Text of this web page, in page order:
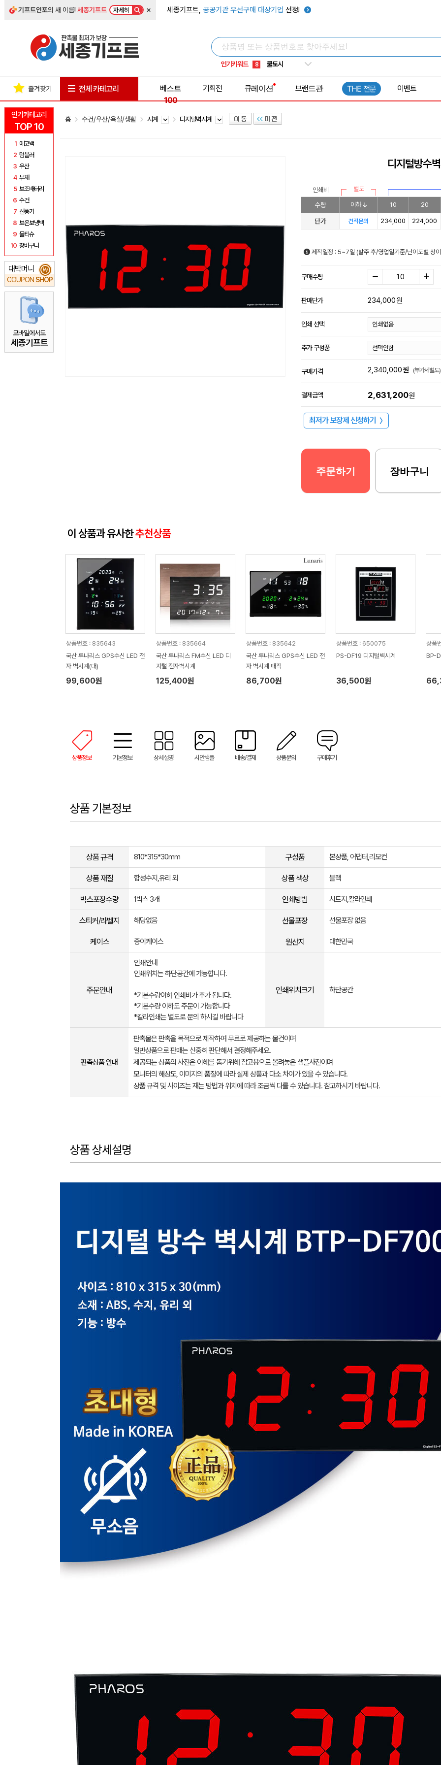
기프트인포의 새 이름!세종기프트 자세히 × 세종기프트, 공공기관 우선구매 대상기업 선정!
인기키워드
5 키캡
8 쿨토시
9 넥쿨러
1 선풍기
인기카테고리
TOP 10
1 에코백
2 텀블러
3 우산
4 부채
5 보조배터리
6 수건
7 선풍기
8 보온보냉백
9 물티슈
10 장바구니
대박머니
COUPON SHOP
₩
모바일에서도
세종기프트
즐겨찾기 전체 카테고리
베스트
100
기획전 큐레이션 브랜드관 THE 전문 이벤트
홈 수건/우산/욕실/생활 시계 디지털벽시계
디지털방수
인쇄비 별도
수량 이하 10 20
단가 견적문의 234,000 224,000
제작일정 : 5~7일 (발주 후/영업일기준/난이도별 상
구매수량
판매단가 234,000원
인쇄 선택
추가 구성품
구매가격 2,340,000원 (부가세별도)
결제금액 2,631,200원
최저가 보장제 신청하기 〉
주문하기 장바구니
이 상품과 유사한추천상품
상품번호 : 835643
국산 루나리스 GPS수신 LED 전
자 벽시계(대)
99,600원
상품번호 : 835664
국산 루나리스 FM수신 LED 디
지털 전자벽시계
125,400원
상품번호 : 835642
국산 루나리스 GPS수신 LED 전
자 벽시계 매직
86,700원
상품번호 : 650075
PS-DF19 디지털벽시계
36,500원
상품
BP-
상품정보 기본정보 상세설명 시안샘플 배송/결제 상품문의 구매후기
상품 기본정보
상품 규격 810*315*30mm 구성품 본상품, 어댑터,리모컨
상품 재질 합성수지,유리 외 상품 색상 블랙
박스포장수량 1박스 3개 인쇄방법 시트지,칼라인쇄
스티커/라벨지 해당없음 선물포장 선물포장 없음
케이스 종이케이스 원산지 대한민국
주문안내
인쇄안내
인쇄위치는 하단공간에 가능합니다.
*기본수량이하 인쇄비가 추가 됩니다.
*기본수량 이하도 주문이 가능합니다
*칼라인쇄는 별도로 문의 하시길 바랍니다
인쇄위치크기 하단공간
판촉상품 안내
판촉물은 판촉을 목적으로 제작하여 무료로 제공하는 물건이며
일반상품으로 판매는 신중히 판단해서 결정해주세요.
제공되는 상품의 사진은 이해를 돕기위해 참고용으로 올려놓은 샘플사진이며
모니터의 해상도, 이미지의 품질에 따라 실제 상품과 다소 차이가 있을 수 있습니다.
상품 규격 및 사이즈는 재는 방법과 위치에 따라 조금씩 다를 수 있습니다. 참고하시기 바랍니다.
상품 상세설명